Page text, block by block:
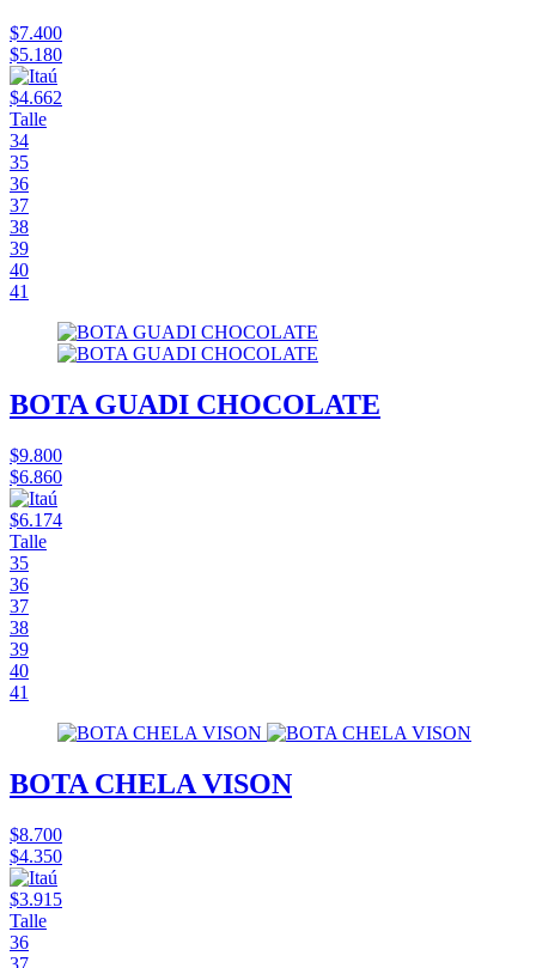
$7.400
$5.180
$4.662
Talle
34
35
36
37
38
39
40
41
BOTA GUADI CHOCOLATE
$9.800
$6.860
$6.174
Talle
35
36
37
38
39
40
41
BOTA CHELA VISON
$8.700
$4.350
$3.915
Talle
36
37